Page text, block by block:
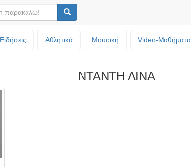
Ειδήσεις Αθλητικά Μουσική Video-Mαθήματα
ΝΤΑΝΤΗ ΛΙΝΑ